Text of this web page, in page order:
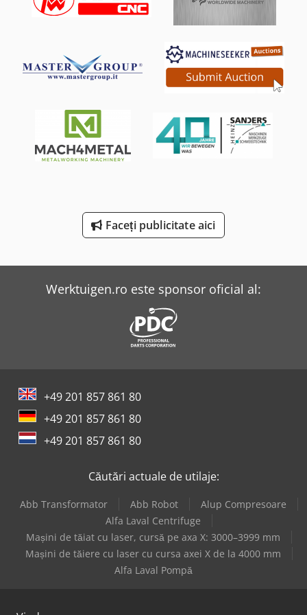
Flott Tb 13 Plus
Holzkraft Vsa 38 L
Lagun L 1400
Lagun L 2000
Faceți publicitate aici
Werktuigen.ro este sponsor oficial al:
+49 201 857 861 80
+49 201 857 861 80
+49 201 857 861 80
Căutări actuale de utilaje:
Abb Transformator Abb Robot
Alup Compresoare
Alfa Laval Centrifuge
Mașini de tăiat cu laser, cursă pe axa X: 3000–3999 mm
Mașini de tăiere cu laser cu cursa axei X de la 4000 mm
Alfa Laval Pompă